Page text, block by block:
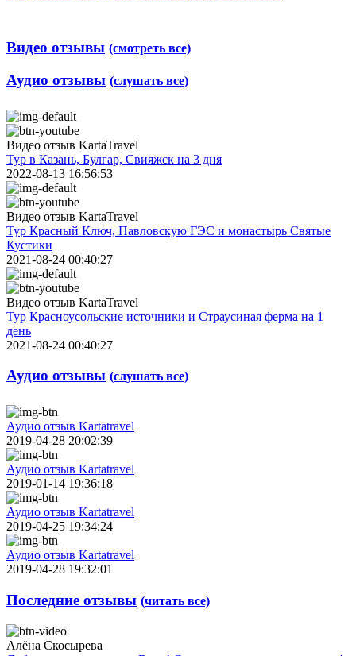
Видео отзывы (смотреть все)
Аудио отзывы (слушать все)
Видео отзыв KartaTravel
Тур в Казань, Булгар, Свияжск на 3 дня
2022-08-13 16:56:53
Видео отзыв KartaTravel
Тур Красный Ключ, Павловскую ГЭС и монастырь Святые
Кустики
2021-08-24 00:40:27
Видео отзыв KartaTravel
Тур Красноусольские источники и Страусиная ферма на 1
день
2021-08-24 00:40:27
Аудио отзывы (слушать все)
Аудио отзыв Kartatravel
2019-04-28 20:02:39
Аудио отзыв Kartatravel
2019-01-14 19:36:18
Аудио отзыв Kartatravel
2019-04-25 19:34:24
Аудио отзыв Kartatravel
2019-04-28 19:32:01
Последние отзывы (читать все)
Алёна Скосырева